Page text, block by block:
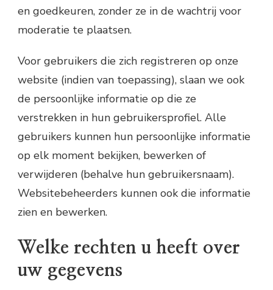
en goedkeuren, zonder ze in de wachtrij voor
moderatie te plaatsen.
Voor gebruikers die zich registreren op onze
website (indien van toepassing), slaan we ook
de persoonlijke informatie op die ze
verstrekken in hun gebruikersprofiel. Alle
gebruikers kunnen hun persoonlijke informatie
op elk moment bekijken, bewerken of
verwijderen (behalve hun gebruikersnaam).
Websitebeheerders kunnen ook die informatie
zien en bewerken.
Welke rechten u heeft over
uw gegevens